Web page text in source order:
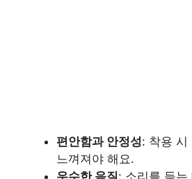
편안함과 안정성: 착용 시
느껴져야 해요.